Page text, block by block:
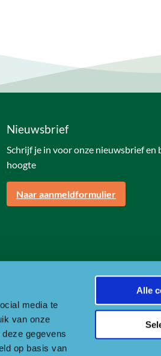
media te
van onze
gegevens
op basis van
Alle
Nieuwsbrief
Schrijf je in voor onze nieuwsbrief en
hoogte
Naar aanmeldformulier